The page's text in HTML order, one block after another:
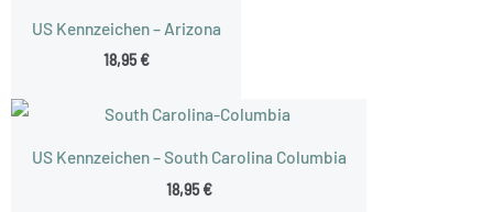
US Kennzeichen – Arizona
18,95€
US Kennzeichen – South Carolina Columbia
18,95€